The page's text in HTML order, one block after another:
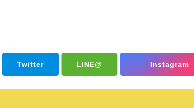
Twitter LINE@ Instagram